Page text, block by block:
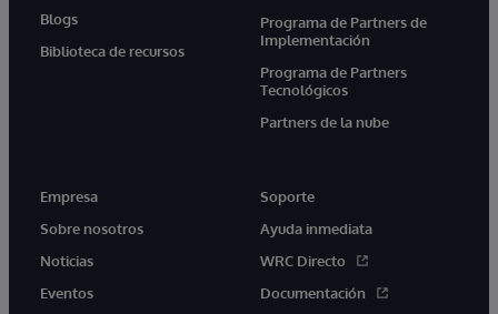
Blogs
Biblioteca de recursos
Programa de Partners de
Implementación
Programa de Partners
Tecnológicos
Partners de la nube
Empresa
Sobre nosotros
Noticias
Eventos
Soporte
Ayuda inmediata
WRC Directo
Documentación